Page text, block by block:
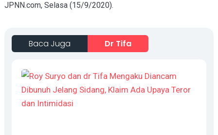
JPNN.com, Selasa (15/9/2020).
Baca Juga Dr Tifa